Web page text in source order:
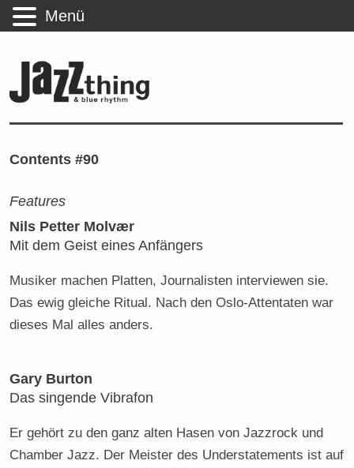
Contents #90
Features
Nils Petter Molvær
Mit dem Geist eines Anfängers
Musiker machen Platten, Journalisten interviewen sie.
Das ewig gleiche Ritual. Nach den Oslo-Attentaten war
dieses Mal alles anders.
Gary Burton
Das singende Vibrafon
Er gehört zu den ganz alten Hasen von Jazzrock und
Chamber Jazz. Der Meister des Understatements ist auf
Menü